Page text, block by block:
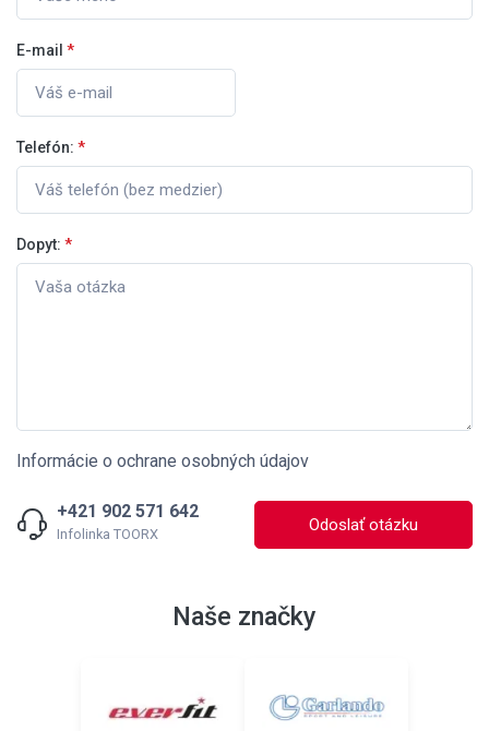
E-mail *
Telefón: *
Dopyt: *
Informácie o ochrane osobných údajov
+421 902 571 642
Infolinka TOORX Odoslať otázku
Naše značky